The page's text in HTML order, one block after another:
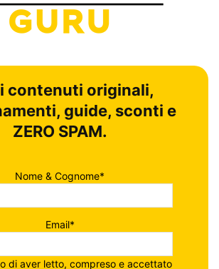
contenuti originali,
guide, sconti e
ZERO SPAM.
Nome & Cognome*
Email*
di aver letto, compreso e accettato